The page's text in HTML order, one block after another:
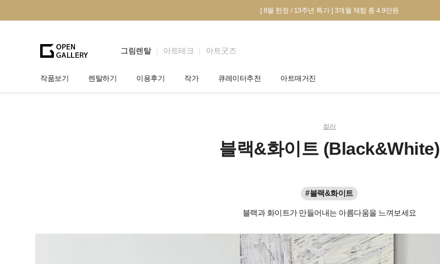
[ 8월 한정 / 13주년 특가 ] 3개월 체험 총 4.9만원
그림렌탈 아트테크 아트굿즈
작품보기 렌탈하기 이용후기 작가 큐레이터추천
그림인테리어 Tip
테마별 추천
아트매거진
아트 딕셔너리
컬러
블랙&화이트 (Black&White)
#블랙&화이트
블랙과 화이트가 만들어내는 아름다움을 느껴보세요